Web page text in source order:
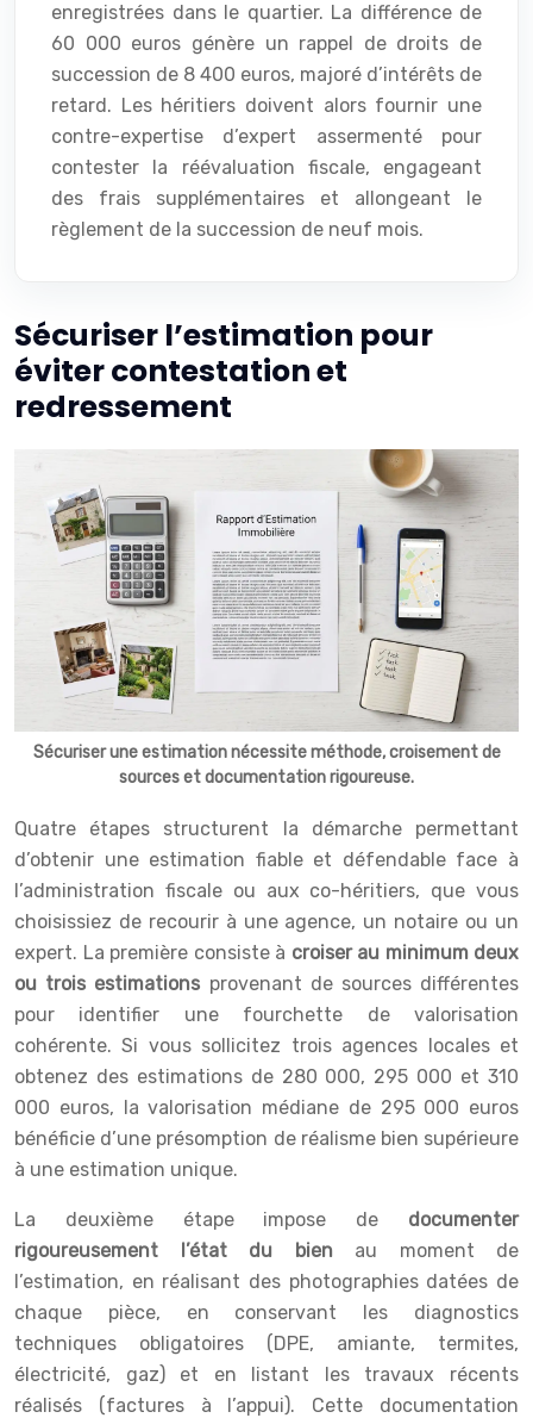
enregistrées dans le quartier. La différence de
60 000 euros génère un rappel de droits de
succession de 8 400 euros, majoré d’intérêts de
retard. Les héritiers doivent alors fournir une
contre-expertise d’expert assermenté pour
contester la réévaluation fiscale, engageant
des frais supplémentaires et allongeant le
règlement de la succession de neuf mois.
Sécuriser l’estimation pour
éviter contestation et
redressement
Sécuriser une estimation nécessite méthode, croisement de
sources et documentation rigoureuse.
Quatre étapes structurent la démarche permettant
d’obtenir une estimation fiable et défendable face à
l’administration fiscale ou aux co-héritiers, que vous
choisissiez de recourir à une agence, un notaire ou un
expert. La première consiste à croiser au minimum deux
ou trois estimations provenant de sources différentes
pour identifier une fourchette de valorisation
cohérente. Si vous sollicitez trois agences locales et
obtenez des estimations de 280 000, 295 000 et 310
000 euros, la valorisation médiane de 295 000 euros
bénéficie d’une présomption de réalisme bien supérieure
à une estimation unique.
La deuxième étape impose de documenter
rigoureusement l’état du bienau moment de
l’estimation, en réalisant des photographies datées de
chaque pièce, en conservant les diagnostics
techniques obligatoires (DPE, amiante, termites,
électricité, gaz) et en listant les travaux récents
réalisés (factures à l’appui). Cette documentation